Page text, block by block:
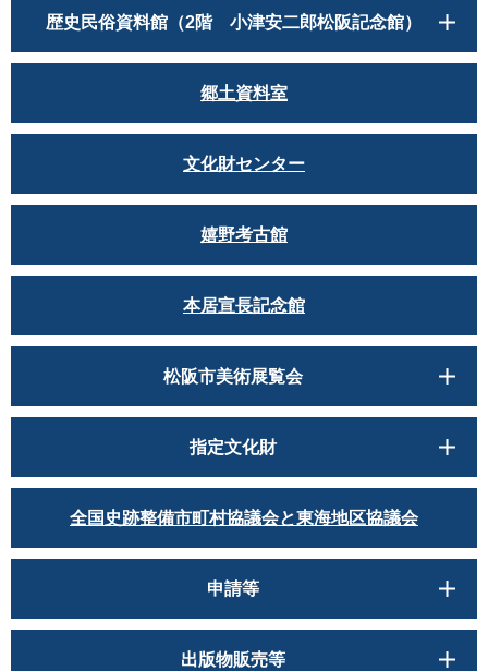
歴史民俗資料館（2階 小津安二郎松阪記念館）
郷土資料室
文化財センター
嬉野考古館
本居宣長記念館
松阪市美術展覧会
指定文化財
全国史跡整備市町村協議会と東海地区協議会
申請等
出版物販売等